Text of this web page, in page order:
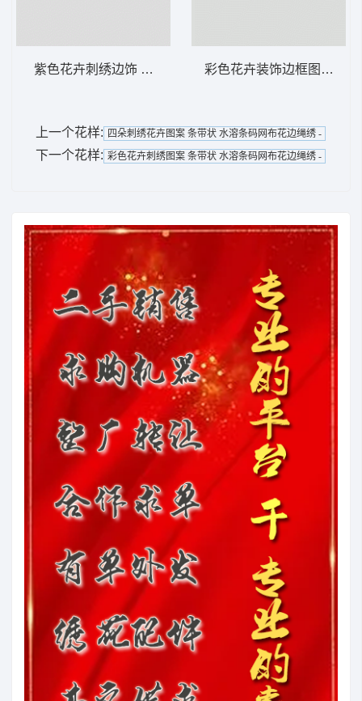
紫色花卉刺绣边饰 条带状 水溶条码网布花边
彩色花卉装饰边框图案 条
上一个花样: 四朵刺绣花卉图案 条带状 水溶条码网布花边绳绣 -
下一个花样: 彩色花卉刺绣图案 条带状 水溶条码网布花边绳绣 -